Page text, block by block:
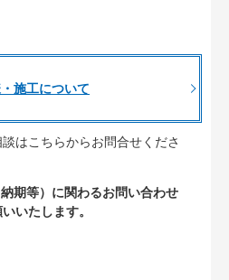
施工について
はこちらからお問合せくださ
期等）に関わるお問い合わせ
いたします。